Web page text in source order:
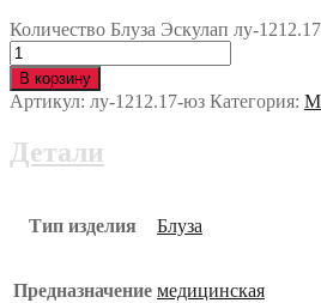
Количество Блуза Эскулап лу-
В корзину
Артикул: лу-1212.17-юз Категория:
Детали
Тип изделия Блуза
Предназначение медицинская